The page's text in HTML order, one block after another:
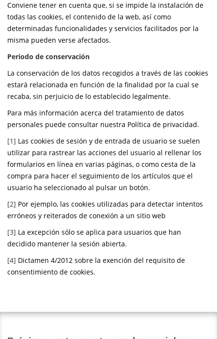
Conviene tener en cuenta que, si se impide la instalación de
todas las cookies, el contenido de la web, así como
determinadas funcionalidades y servicios facilitados por la
misma pueden verse afectados.
Periodo de conservación
La conservación de los datos recogidos a través de las cookies
estará relacionada en función de la finalidad por la cual se
recaba, sin perjuicio de lo establecido legalmente.
Para más información acerca del tratamiento de datos
personales puede consultar nuestra Política de privacidad.
[1] Las cookies de sesión y de entrada de usuario se suelen
utilizar para rastrear las acciones del usuario al rellenar los
formularios en línea en varias páginas, o como cesta de la
compra para hacer el seguimiento de los artículos que el
usuario ha seleccionado al pulsar un botón.
[2] Por ejemplo, las cookies utilizadas para detectar intentos
erróneos y reiterados de conexión a un sitio web
[3] La excepción sólo se aplica para usuarios que han
decidido mantener la sesión abierta.
[4] Dictamen 4/2012 sobre la exención del requisito de
consentimiento de cookies.